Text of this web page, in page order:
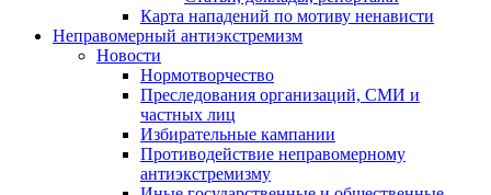
Карта нападений по мотиву ненависти
Неправомерный антиэкстремизм
Новости
Нормотворчество
Преследования организаций, СМИ и
частных лиц
Избирательные кампании
Противодействие неправомерному
антиэкстремизму